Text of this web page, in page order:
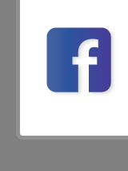
pentru rezervare